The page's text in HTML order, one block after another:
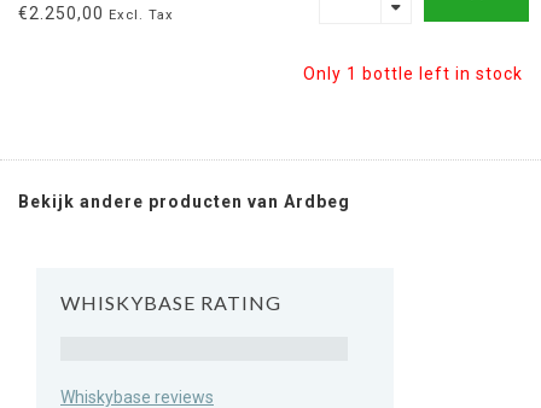
€2.250,00 Excl. Tax
Only 1 bottle left in stock
Bekijk andere producten van Ardbeg
WHISKYBASE RATING
Whiskybase reviews